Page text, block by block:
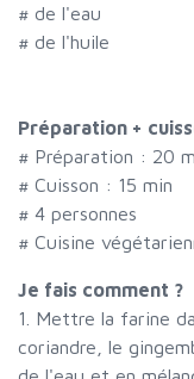
# de l'eau
# de l'huile
Préparation +
# Préparation : 20
# Cuisson : 15 min
# 4 personnes
# Cuisine
Je fais comment ?
1. Mettre la farine
coriandre, le